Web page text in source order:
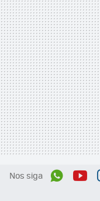
Nos siga